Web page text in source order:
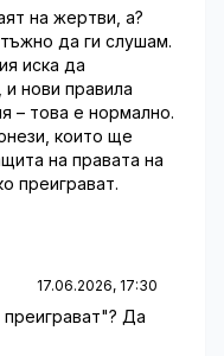
на жертви, а?
да ги слушам.
иска да
нови правила
– това е нормално.
които ще
на правата на
преиграват.
17.06.2026, 17:30
Да